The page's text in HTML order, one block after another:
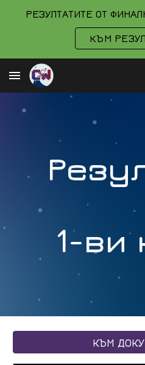
РЕЗУЛТАТИТЕ ОТ
КЪМ
1-ви
КЪМ